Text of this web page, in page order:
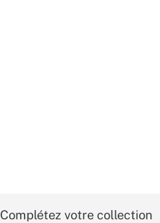
Complétez votre collection